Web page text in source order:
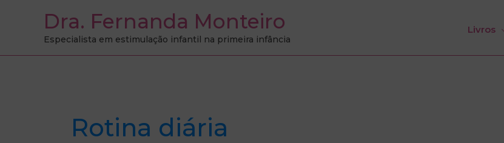
conteúdo
Dra. Fernanda Monteiro
Especialista em estimulação infantil na primeira infância
Livros
Rotina diária